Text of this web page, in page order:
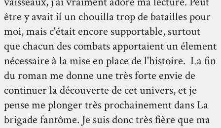
être y avait il un chouilla trop de batailles pour
moi, mais c'était encore supportable, surtout
que chacun des combats apportaient un élement
nécessaire à la mise en place de l'histoire. La fin
du roman me donne une très forte envie de
continuer la découverte de cet univers, et je
pense me plonger très prochainement dans La
brigade fantôme. Je suis donc très fière que ma